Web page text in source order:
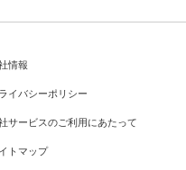
情報
イバシーポリシー
サービスのご利用にあたって
トマップ